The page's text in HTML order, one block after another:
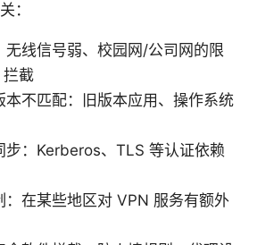
：
无线信号弱、校园网/公司网的限
截
本不匹配：旧版本应用、操作系统
步：Kerberos、TLS 等认证依赖
：在某些地区对 VPN 服务有额外